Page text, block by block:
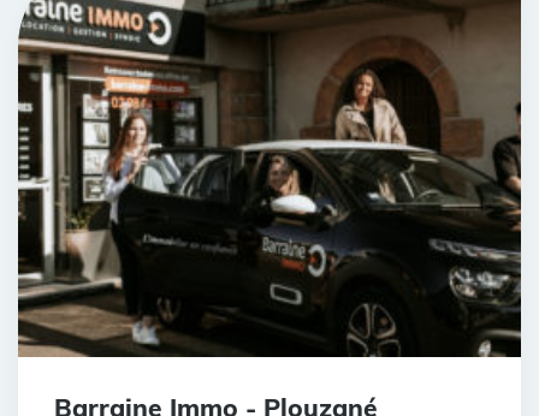
Barraine Immo - Plouzané